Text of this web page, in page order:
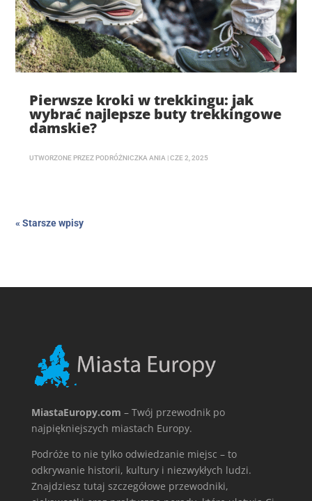
Pierwsze kroki w trekkingu: jak
wybrać najlepsze buty trekkingowe
damskie?
UTWORZONE PRZEZ PODRÓŻNICZKA ANIA |CZE 2, 2025
« Starsze wpisy
MiastaEuropy.com – Twój przewodnik po
najpiękniejszych miastach Europy.
Podróże to nie tylko odwiedzanie miejsc – to
odkrywanie historii, kultury i niezwykłych ludzi.
Znajdziesz tutaj szczegółowe przewodniki,